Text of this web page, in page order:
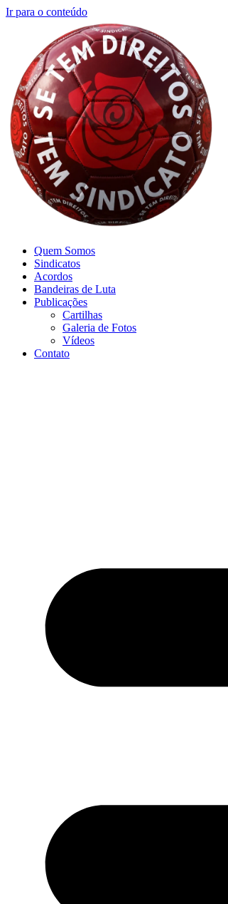
Ir para o conteúdo
Quem Somos
Sindicatos
Acordos
Bandeiras de Luta
Publicações
Cartilhas
Galeria de Fotos
Vídeos
Contato